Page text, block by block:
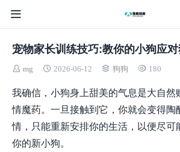
宠物家长训练技巧:教你的小狗应
mg 2026-06-12 狗狗 180
我确信，小狗身上甜美的气息是大自然
情魔药。一旦接触到它，你就会变得陶
情，只能重新安排你的生活，以便尽可
你的新小狗。